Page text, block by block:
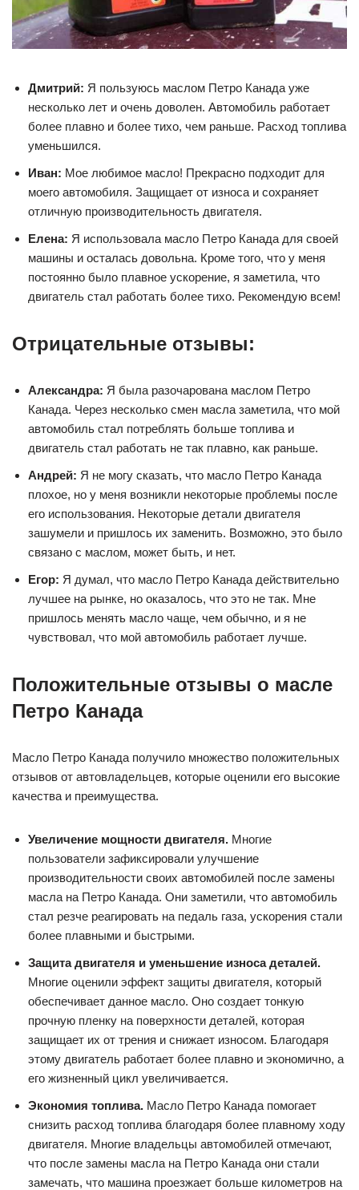
Дмитрий: Я пользуюсь маслом Петро Канада уже
несколько лет и очень доволен. Автомобиль работает
более плавно и более тихо, чем раньше. Расход топлива
уменьшился.
Иван: Мое любимое масло! Прекрасно подходит для
моего автомобиля. Защищает от износа и сохраняет
отличную производительность двигателя.
Елена: Я использовала масло Петро Канада для своей
машины и осталась довольна. Кроме того, что у меня
постоянно было плавное ускорение, я заметила, что
двигатель стал работать более тихо. Рекомендую всем!
Отрицательные отзывы:
Александра: Я была разочарована маслом Петро
Канада. Через несколько смен масла заметила, что мой
автомобиль стал потреблять больше топлива и
двигатель стал работать не так плавно, как раньше.
Андрей: Я не могу сказать, что масло Петро Канада
плохое, но у меня возникли некоторые проблемы после
его использования. Некоторые детали двигателя
зашумели и пришлось их заменить. Возможно, это было
связано с маслом, может быть, и нет.
Егор: Я думал, что масло Петро Канада действительно
лучшее на рынке, но оказалось, что это не так. Мне
пришлось менять масло чаще, чем обычно, и я не
чувствовал, что мой автомобиль работает лучше.
Положительные отзывы о масле
Петро Канада
Масло Петро Канада получило множество положительных
отзывов от автовладельцев, которые оценили его высокие
качества и преимущества.
Увеличение мощности двигателя. Многие
пользователи зафиксировали улучшение
производительности своих автомобилей после замены
масла на Петро Канада. Они заметили, что автомобиль
стал резче реагировать на педаль газа, ускорения стали
более плавными и быстрыми.
Защита двигателя и уменьшение износа деталей.
Многие оценили эффект защиты двигателя, который
обеспечивает данное масло. Оно создает тонкую
прочную пленку на поверхности деталей, которая
защищает их от трения и снижает износом. Благодаря
этому двигатель работает более плавно и экономично, а
его жизненный цикл увеличивается.
Экономия топлива. Масло Петро Канада помогает
снизить расход топлива благодаря более плавному ходу
двигателя. Многие владельцы автомобилей отмечают,
что после замены масла на Петро Канада они стали
замечать, что машина проезжает больше километров на